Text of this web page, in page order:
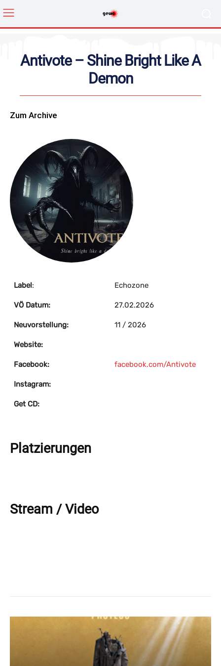
Antivote – Shine Bright Like A
Demon
Zum Archive
Label: Echozone
VÖ Datum: 27.02.2026
Neuvorstellung: 11 / 2026
Website:
Facebook: facebook.com/Antivote
Instagram:
Get CD:
Platzierungen
Stream / Video